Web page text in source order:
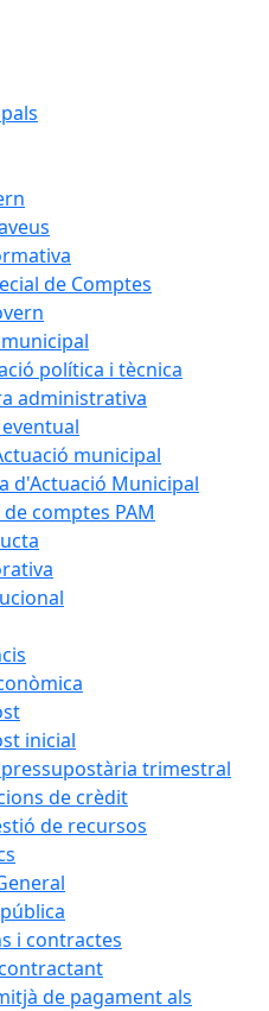
de Comptes
política i tècnica
administrativa
municipal
d'Actuació Municipal
comptes PAM
inicial
pressupostària trimestral
de crèdit
de recursos
i contractes
de pagament als